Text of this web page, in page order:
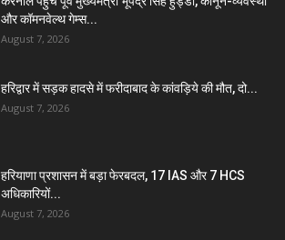
और कॉमनवेल्थ गेम्स...
August 7, 2026
हरिद्वार में सड़क हादसे में फरीदाबाद के कांवड़िये की मौत, दो...
August 7, 2026
हरियाणा प्रशासन में बड़ा फेरबदल, 17 IAS और 7 HCS
अधिकारियों...
August 7, 2026